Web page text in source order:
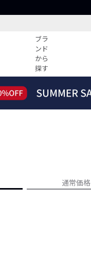
ブラ
ンド
から
探す
すべての記事
人気記事ランキング
通常価格